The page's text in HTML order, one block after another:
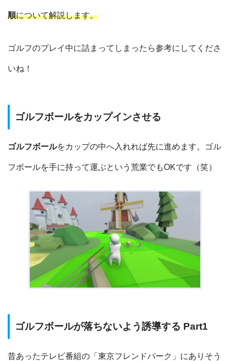
順について解説します。
ゴルフのプレイ中に詰まってしまったら参考にしてくださ
いね！
ゴルフボールをカップインさせる
ゴルフボールをカップの中へ入れれば先に進めます。ゴル
フボールを手に持って運ぶという荒業でもOKです（笑）
ゴルフボールが落ちないよう誘導する Part1
昔あったテレビ番組の「東京フレンドパーク」にありそう